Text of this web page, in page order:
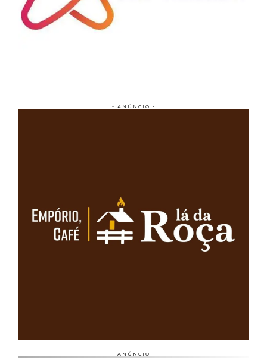
- ANÚNCIO -
- ANÚNCIO -